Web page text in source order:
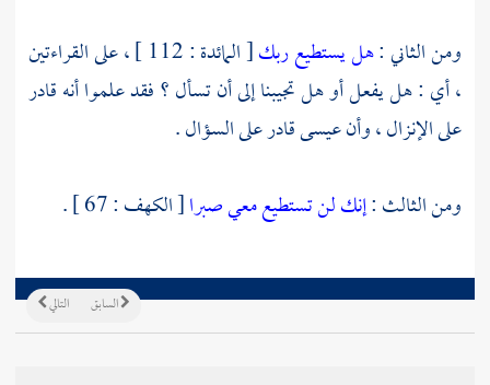
ومن الثاني :هل يستطيع ربك
[ المائدة : 112 ] ، على القراءتين
، أي : هل يفعل أو هل تجيبنا إلى أن تسأل ؟ فقد علموا أنه قادر
على الإنزال ، وأنعيسىقادر على السؤال .
ومن الثالث :إنك لن تستطيع معي صبرا[ الكهف : 67 ] .
التالي السابق